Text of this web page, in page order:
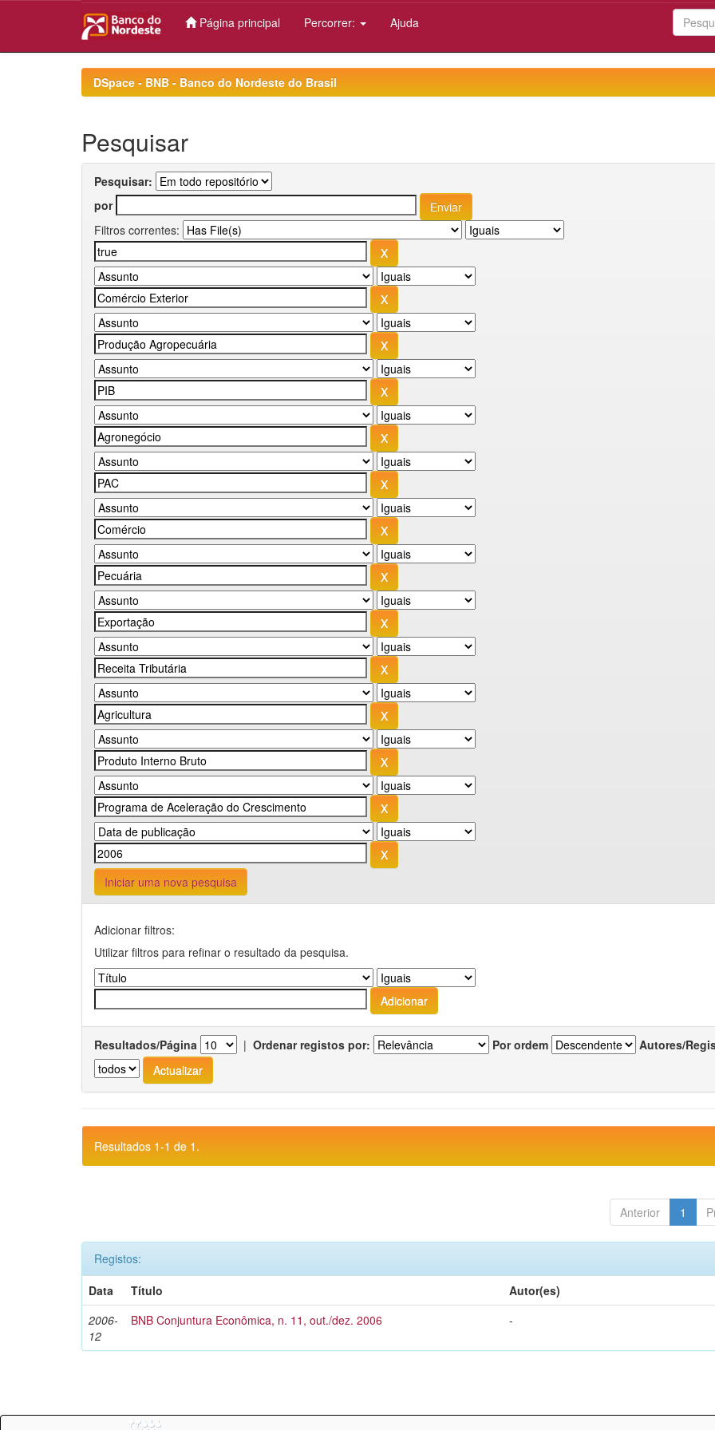
Página principal Percorrer: Ajuda
DSpace - BNB - Banco do Nordeste do Brasil
Pesquisar
Pesquisar:
por
Filtros correntes:
Iniciar uma nova pesquisa
Adicionar filtros:
Utilizar filtros para refinar o resultado da pesquisa.
Resultados/Página | Ordenar registos por: Por ordem Autores/
Resultados 1-1 de 1.
Anterior 1
Registos:
Data
Título
Autor(es)
2006-
12
BNB Conjuntura Econômica, n. 11, out./dez. 2006 -